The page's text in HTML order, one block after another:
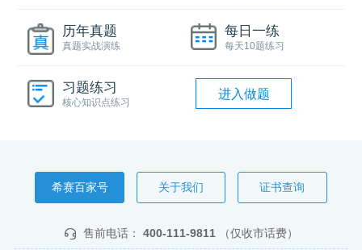
历年真题
真题实战演练
每日一练
每天10题练习
习题练习
核心知识点练习
进入做题
希赛百家号 关于我们 证书查询
售前电话： 400-111-9811 （仅收市话费）